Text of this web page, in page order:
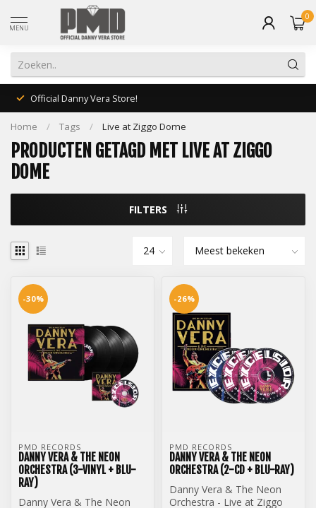
MENU
0
Official Danny Vera Store!
Home / Tags / Live at Ziggo Dome
PRODUCTEN GETAGD MET LIVE AT ZIGGO
DOME
FILTERS
-30%
PMD RECORDS
DANNY VERA & THE NEON
ORCHESTRA (3-VINYL + BLU-
RAY)
Danny Vera & The Neon
-26%
PMD RECORDS
DANNY VERA & THE NEON
ORCHESTRA (2-CD + BLU-RAY)
Danny Vera & The Neon
Orchestra - Live at Ziggo